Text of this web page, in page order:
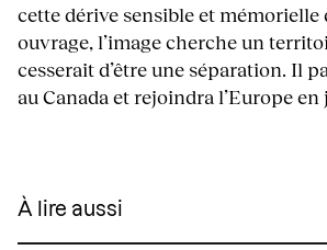
cette dérive sensible et mémorielle
ouvrage, l’image cherche un
cesserait d’être une séparation. Il
au Canada et rejoindra l’Europe en
À lire aussi